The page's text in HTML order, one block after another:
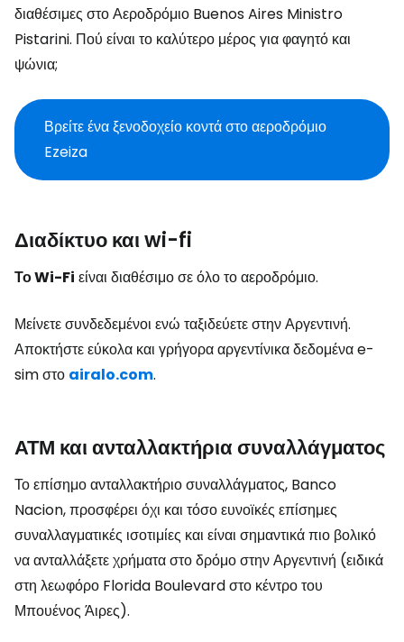
διαθέσιμες στο Αεροδρόμιο Buenos Aires Ministro
Pistarini. Πού είναι το καλύτερο μέρος για φαγητό και
ψώνια;
Βρείτε ένα ξενοδοχείο κοντά στο αεροδρόμιο
Ezeiza
Διαδίκτυο και wi-fi
Το Wi-Fi είναι διαθέσιμο σε όλο το αεροδρόμιο.
Μείνετε συνδεδεμένοι ενώ ταξιδεύετε στην Αργεντινή.
Αποκτήστε εύκολα και γρήγορα αργεντίνικα δεδομένα e-
sim στο airalo.com.
ΑΤΜ και ανταλλακτήρια συναλλάγματος
Το επίσημο ανταλλακτήριο συναλλάγματος, Banco
Nacion, προσφέρει όχι και τόσο ευνοϊκές επίσημες
συναλλαγματικές ισοτιμίες και είναι σημαντικά πιο βολικό
να ανταλλάξετε χρήματα στο δρόμο στην Αργεντινή (ειδικά
στη λεωφόρο Florida Boulevard στο κέντρο του
Μπουένος Άιρες).